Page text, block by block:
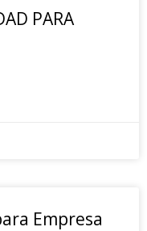
PARA
Empresa